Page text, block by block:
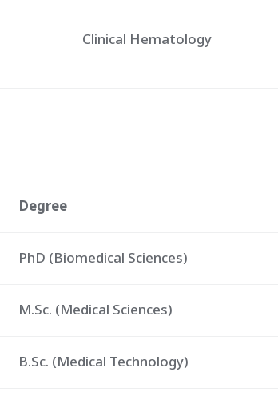
Clinical Hematology
Degree
PhD (Biomedical Sciences)
M.Sc. (Medical Sciences)
B.Sc. (Medical Technology)